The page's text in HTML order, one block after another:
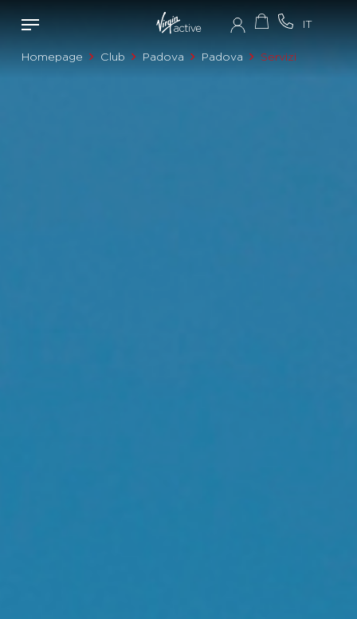
Homepage Club Padova Padova Servizi